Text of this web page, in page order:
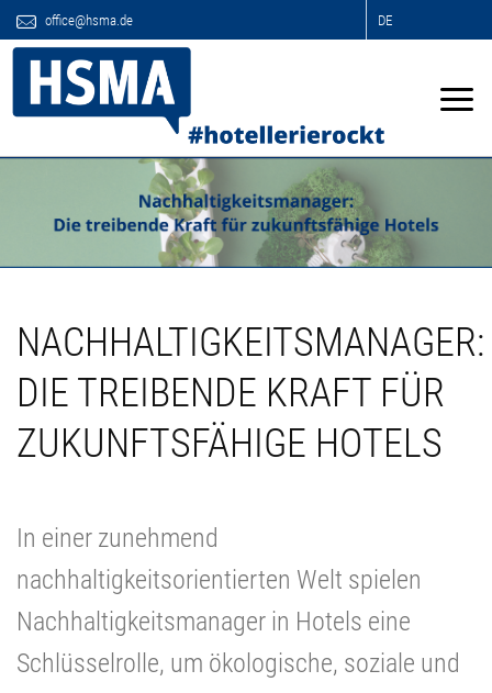
office@hsma.de DE
NACHHALTIGKEITSMANAGER:
DIE TREIBENDE KRAFT FÜR
ZUKUNFTSFÄHIGE HOTELS
In einer zunehmend
nachhaltigkeitsorientierten Welt spielen
Nachhaltigkeitsmanager in Hotels eine
Schlüsselrolle, um ökologische, soziale und